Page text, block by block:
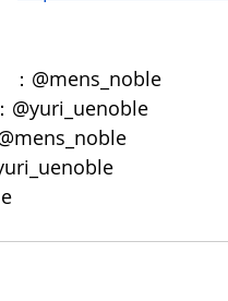
：@mens_noble
@yuri_uenoble